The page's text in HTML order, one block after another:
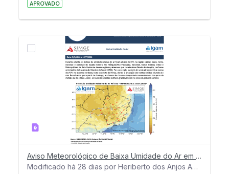
APROVADO
Aviso Meteorológico de Baixa Umidade do Ar em MG - 9 a 12 de julho de 2026
Modificado há 28 dias por Heriberto dos Anjos Amaro.